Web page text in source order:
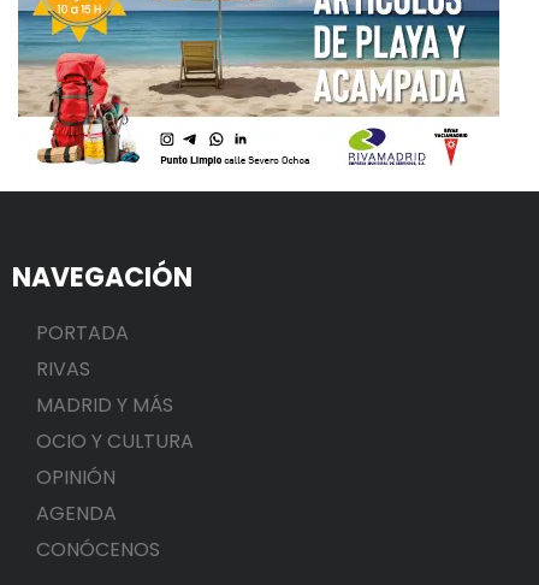
NAVEGACIÓN
PORTADA
RIVAS
MADRID Y MÁS
OCIO Y CULTURA
OPINIÓN
AGENDA
CONÓCENOS